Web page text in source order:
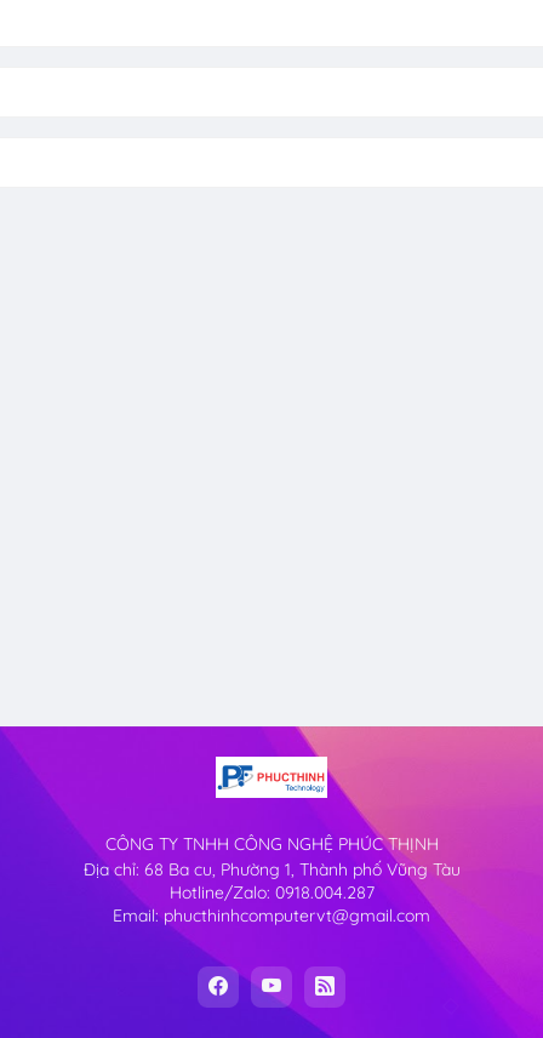
CÔNG TY TNHH CÔNG NGHỆ PHÚC THỊNH
Địa chỉ: 68 Ba cu, Phường 1, Thành phố Vũng Tàu
Hotline/Zalo: 0918.004.287
Email: phucthinhcomputervt@gmail.com